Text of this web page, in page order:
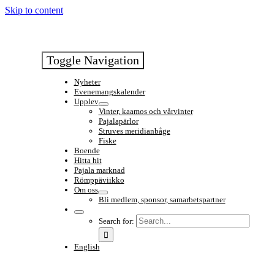
Skip to content
Toggle Navigation
Nyheter
Evenemangskalender
Upplev
Vinter, kaamos och vårvinter
Pajalapärlor
Struves meridianbåge
Fiske
Boende
Hitta hit
Pajala marknad
Römppäviikko
Om oss
Bli medlem, sponsor, samarbetspartner
Search for:
English